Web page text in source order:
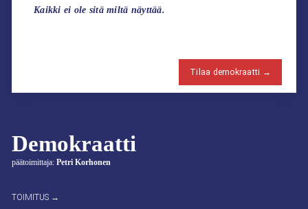
Demokraatti
päätoimittaja: Petri Korhonen
TOIMITUS →
Kaikki ei ole sitä miltä näyttää.
Tilaa demokraatti →